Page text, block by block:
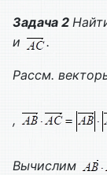
Задача 2
и
.
Рассм.
,
Вычислим